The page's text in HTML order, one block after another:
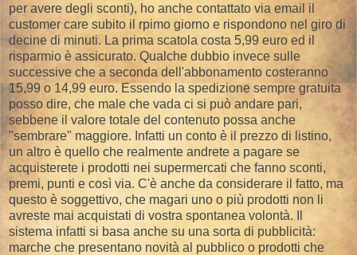
per avere degli sconti), ho anche contattato via email il
customer care subito il rpimo giorno e rispondono nel giro di
decine di minuti. La prima scatola costa 5,99 euro ed il
risparmio è assicurato. Qualche dubbio invece sulle
successive che a seconda dell'abbonamento costeranno
15,99 o 14,99 euro. Essendo la spedizione sempre gratuita
posso dire, che male che vada ci si può andare pari,
sebbene il valore totale del contenuto possa anche
"sembrare" maggiore. Infatti un conto è il prezzo di listino,
un altro è quello che realmente andrete a pagare se
acquisterete i prodotti nei supermercati che fanno sconti,
premi, punti e così via. C'è anche da considerare il fatto, ma
questo è soggettivo, che magari uno o più prodotti non li
avreste mai acquistati di vostra spontanea volontà. Il
sistema infatti si basa anche su una sorta di pubblicità:
marche che presentano novità al pubblico o prodotti che